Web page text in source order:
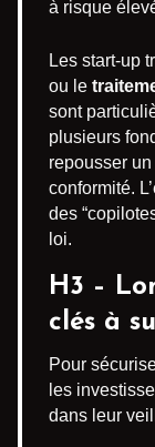
à risque
Les start-up
ou le
sont
plusieurs
repousser
conformité.
des
loi.
H3 –
clés à
Pour
les
dans leur